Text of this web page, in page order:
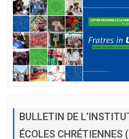
BULLETIN DE
ÉCOLES CHRÉTIENNES